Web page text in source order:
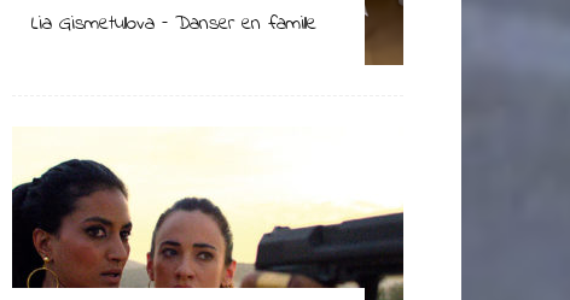
Lia Gismetullova – Danser en famille